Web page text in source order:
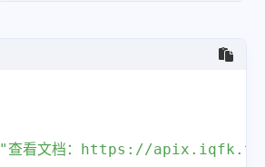
"查看文档：https://